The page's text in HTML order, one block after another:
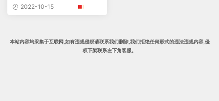
2022-10-15
本站内容均采集于互联网, 如有违规侵权请联系我们删除,我们拒绝任何形式的违法违规内容,侵
权下架联系左下角客服。